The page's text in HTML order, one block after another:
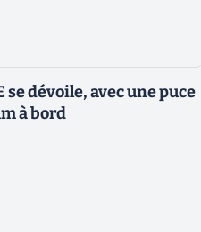
se dévoile, avec une puce
à bord